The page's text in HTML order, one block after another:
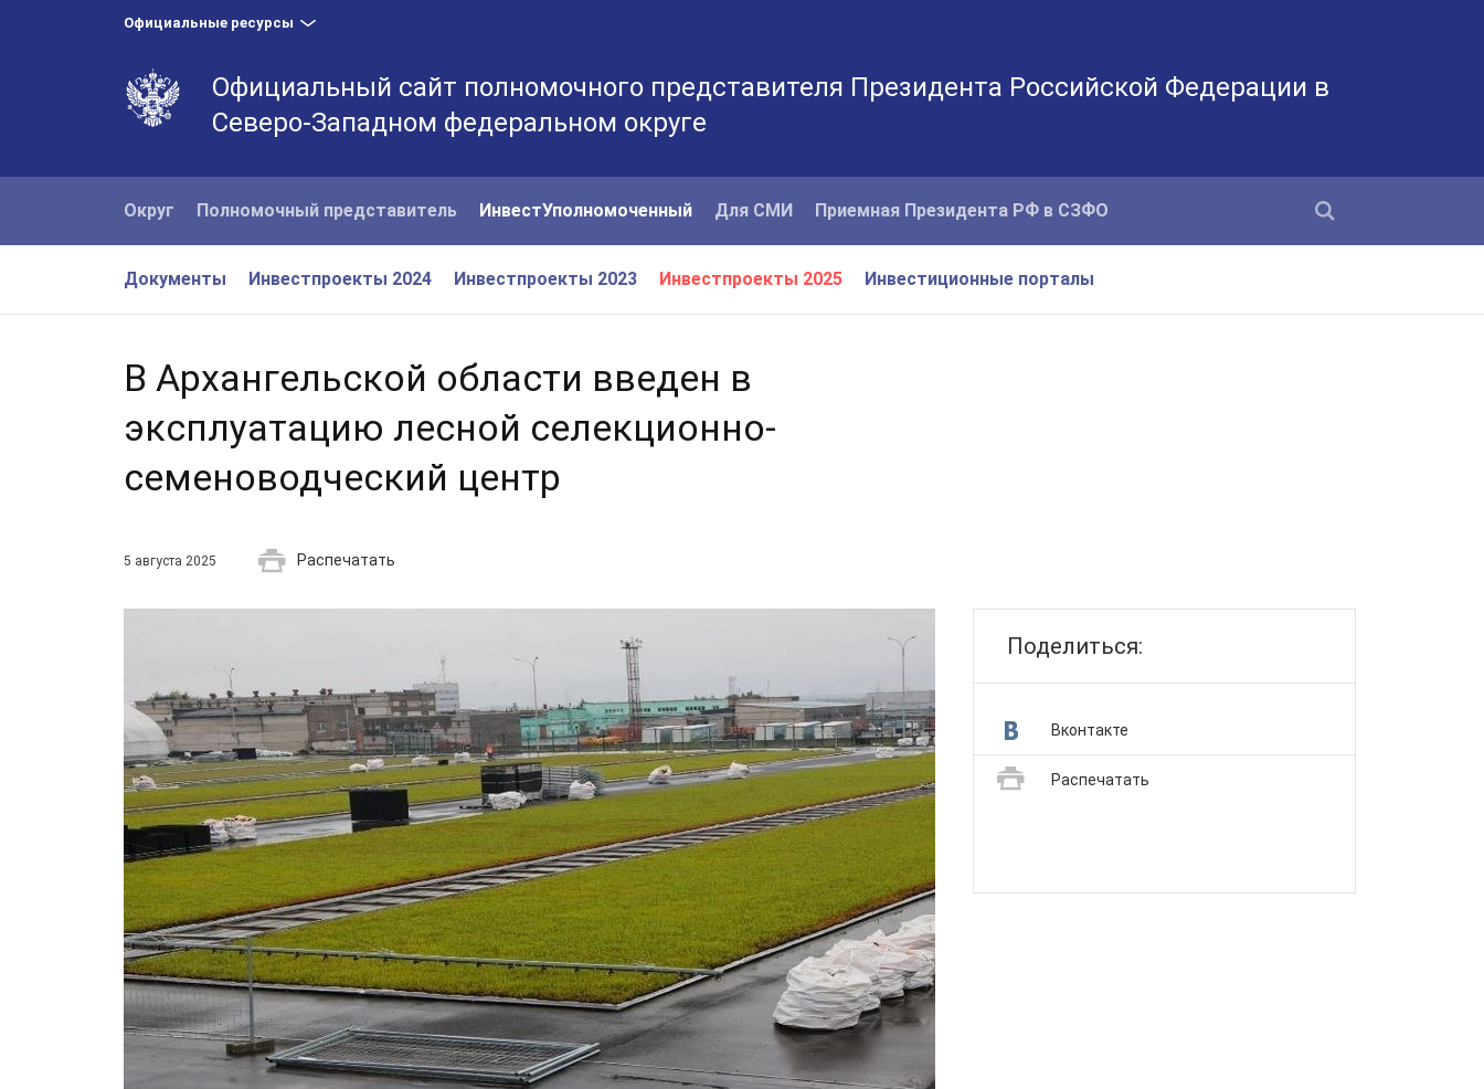
Официальные ресурсы
Официальный сайт полномочного представителя Президента Российской Федерации в
Северо-Западном федеральном округе
Округ Полномочный представитель ИнвестУполномоченный Для СМИ Приемная Президента РФ в СЗФО
Документы Инвестпроекты 2024 Инвестпроекты 2023 Инвестпроекты 2025 Инвестиционные порталы
В Архангельской области введен в
эксплуатацию лесной селекционно-
семеноводческий центр
5 августа 2025 Распечатать
Поделиться:
Вконтакте
Распечатать